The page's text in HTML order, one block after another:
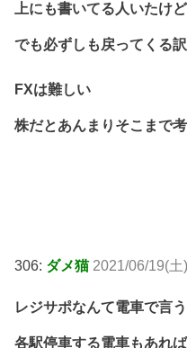
上にも書いてる人いたけ
でも必ずしも戻ってくる
FXは難しい
株だとあんまりそこまで
306: ダメ猫 2021/06/19(土
レジサポなんて電車で言
各駅停車する電車もあれ